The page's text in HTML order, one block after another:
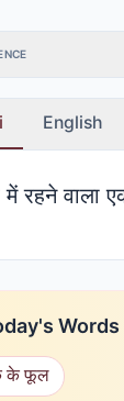
English
में रहने
Words
के फूल